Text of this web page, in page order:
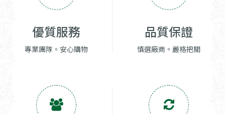
優質服務
專業團隊。安心購物
品質保證
慎選廠商。嚴格把關